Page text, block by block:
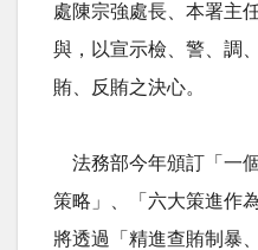
處陳宗強處長、本署主
與，以宣示檢、警、調
賄、反賄之決心。
法務部今年頒訂「一
策略」、「六大策進作
將透過「精進查賄制暴